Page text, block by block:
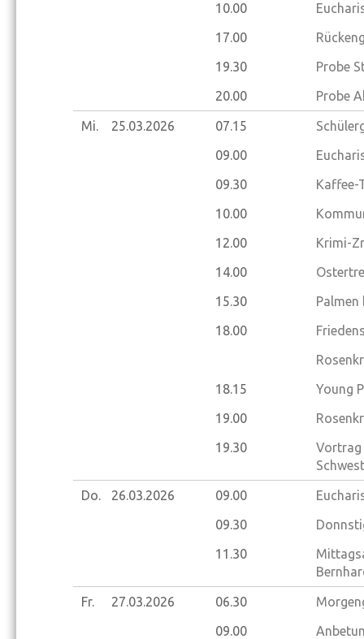
10.00
17.00
19.30
Probe
20.00
Probe
Mi. 25.03.2026 07.15
09.00
09.30
Kaffee-
10.00
12.00
Krimi-
14.00
15.30
18.00
18.15
Young
19.00
19.30
Vortrag
Do. 26.03.2026 09.00
09.30
11.30
Fr. 27.03.2026 06.30
09.00